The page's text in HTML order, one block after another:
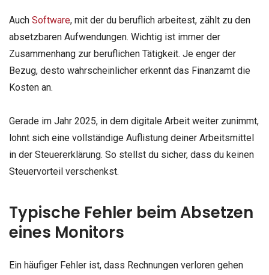
Auch Software, mit der du beruflich arbeitest, zählt zu den
absetzbaren Aufwendungen. Wichtig ist immer der
Zusammenhang zur beruflichen Tätigkeit. Je enger der
Bezug, desto wahrscheinlicher erkennt das Finanzamt die
Kosten an.
Gerade im Jahr 2025, in dem digitale Arbeit weiter zunimmt,
lohnt sich eine vollständige Auflistung deiner Arbeitsmittel
in der Steuererklärung. So stellst du sicher, dass du keinen
Steuervorteil verschenkst.
Typische Fehler beim Absetzen
eines Monitors
Ein häufiger Fehler ist, dass Rechnungen verloren gehen